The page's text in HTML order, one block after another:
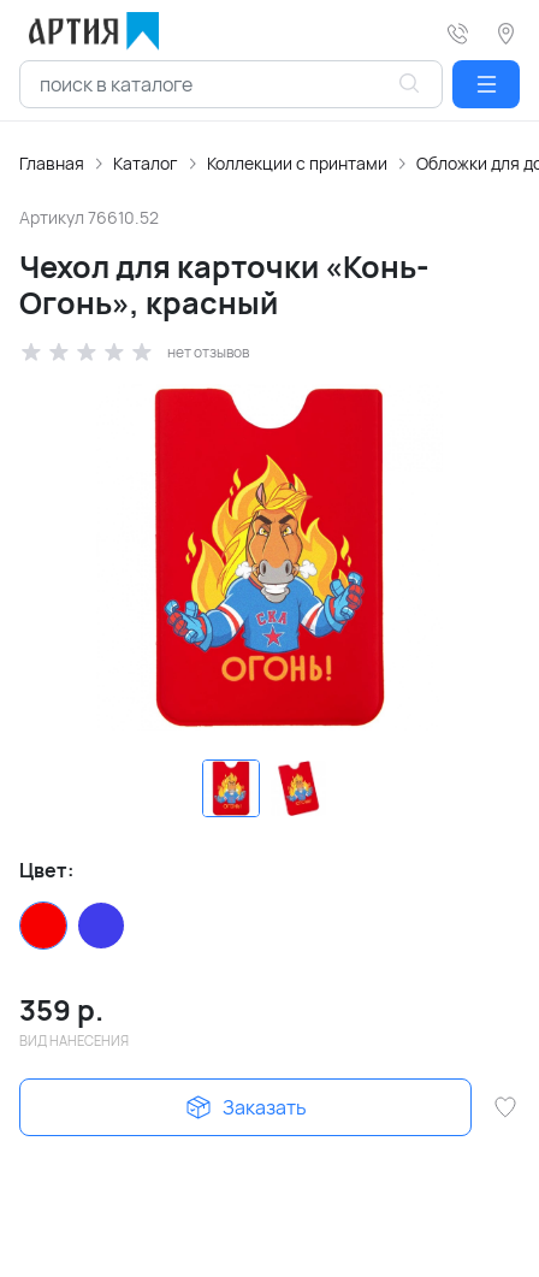
Главная Каталог Коллекции с принтами Обложки для
Артикул 76610.52
Чехол для карточки «Конь-
Огонь», красный
нет отзывов
Цвет:
359 р.
ВИД НАНЕСЕНИЯ
Заказать